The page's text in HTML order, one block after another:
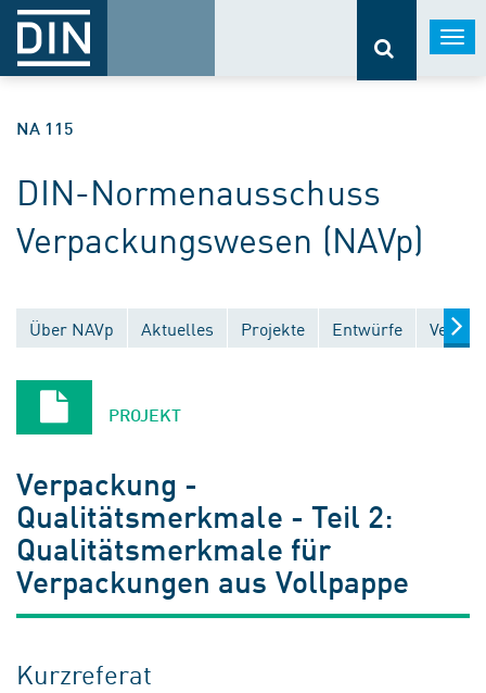
NA 115
DIN-Normenausschuss
Verpackungswesen (NAVp)
Über NAVp Aktuelles Projekte Entwürfe
PROJEKT
Verpackung -
Qualitätsmerkmale - Teil 2:
Qualitätsmerkmale für
Verpackungen aus Vollpappe
Kurzreferat